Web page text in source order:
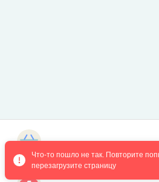
Что-то пошло не так. Повторите
перезагрузите страницу